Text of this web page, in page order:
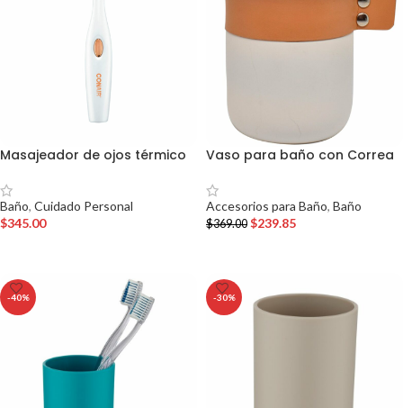
Masajeador de ojos térmico
Baño, Cuidado Personal
$345.00
Vaso para baño con Correa
Accesorios para Baño, Baño
$369.00 $239.85
-40% -30%